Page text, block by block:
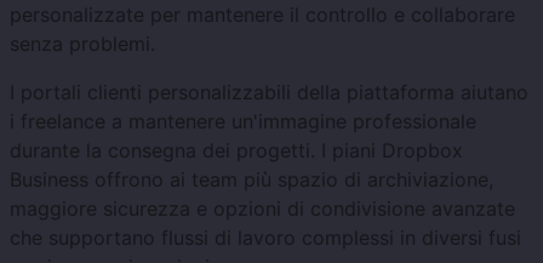
personalizzate per mantenere il controllo e collaborare
senza problemi.
I portali clienti personalizzabili della piattaforma aiutano
i freelance a mantenere un'immagine professionale
durante la consegna dei progetti. I piani Dropbox
Business offrono ai team più spazio di archiviazione,
maggiore sicurezza e opzioni di condivisione avanzate
che supportano flussi di lavoro complessi in diversi fusi